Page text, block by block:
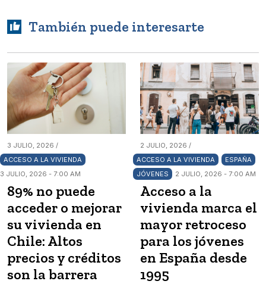
También puede interesarte
3 JULIO, 2026 /
ACCESO A LA VIVIENDA
3 JULIO, 2026 - 7:00 AM
89% no puede
acceder o mejorar
su vivienda en
Chile: Altos
precios y créditos
son la barrera
2 JULIO, 2026 /
ACCESO A LA VIVIENDA
ESPAÑA
JÓVENES
2 JULIO, 2026 - 7:00 AM
Acceso a la
vivienda marca el
mayor retroceso
para los jóvenes
en España desde
1995